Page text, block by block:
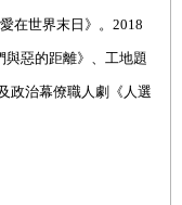
在世界末日》。 2018
與惡的距離》、工地題
政治幕僚職人劇《人選